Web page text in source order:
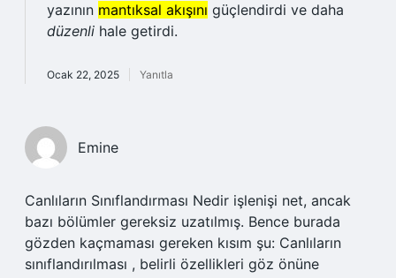
yazının mantıksal akışını güçlendirdi ve daha
düzenli hale getirdi.
Ocak 22, 2025 Yanıtla
Emine
Canlıların Sınıflandırması Nedir işlenişi net, ancak
bazı bölümler gereksiz uzatılmış. Bence burada
gözden kaçmaması gereken kısım şu: Canlıların
sınıflandırılması , belirli özellikleri göz önüne